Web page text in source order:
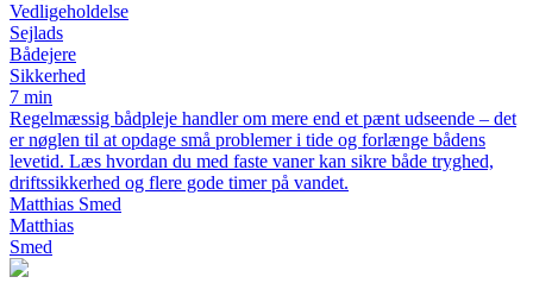
Vedligeholdelse
Sejlads
Bådejere
Sikkerhed
7 min
Regelmæssig bådpleje handler om mere end et pænt udseende – det
er nøglen til at opdage små problemer i tide og forlænge bådens
levetid. Læs hvordan du med faste vaner kan sikre både tryghed,
driftssikkerhed og flere gode timer på vandet.
Matthias Smed
Matthias
Smed